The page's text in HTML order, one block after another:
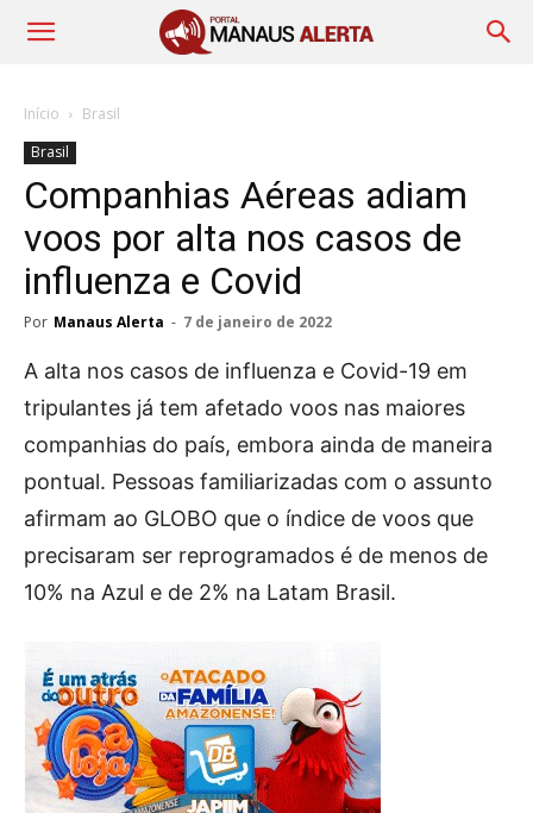
Início
Brasil
Brasil
Companhias Aéreas adiam
voos por alta nos casos de
influenza e Covid
Por Manaus Alerta - 7 de janeiro de 2022
A alta nos casos de influenza e Covid-19 em
tripulantes já tem afetado voos nas maiores
companhias do país, embora ainda de maneira
pontual. Pessoas familiarizadas com o assunto
afirmam ao GLOBO que o índice de voos que
precisaram ser reprogramados é de menos de
10% na Azul e de 2% na Latam Brasil.